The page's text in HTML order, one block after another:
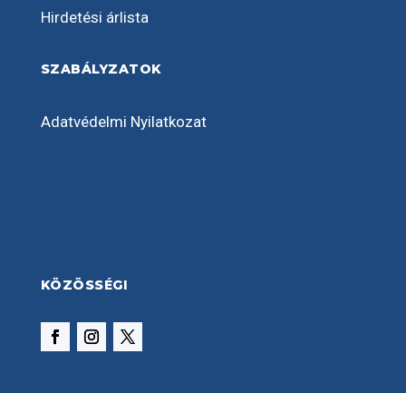
Hirdetési árlista
SZABÁLYZATOK
Adatvédelmi Nyilatkozat
KÖZÖSSÉGI